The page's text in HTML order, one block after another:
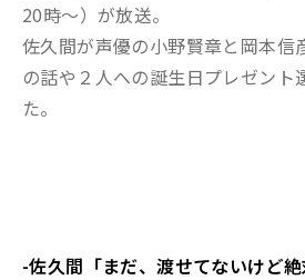
20時～）が放送。
佐久間が声優の小野賢章と岡本信
の話や２人への誕生日プレゼント
た。
-佐久間「まだ、渡せてないけど